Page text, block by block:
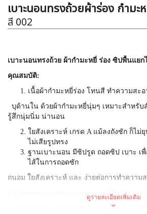
เบาะนอนทรงถ้วยผ้าร่อง กำมะ
สี 002
เบาะนอนทรงถ้วย ผ้ากำมะหยี่ ร่อง ซิปพื้นแยก
คุณสมบัติ:
เนื้อผ้ากำมะหยี่ร่อง โทนสี ทำความสะอ
บุด้านใน ด้วยผ้ากำมะหยี่นุ่มๆ เหมาะสำหรับ
รู้สึกนุ่มนิ่ม น่านอน
ใยสังเคราะห์ เกรด A แม้ลงถังซัก ก็ไม่
ไม่เสียรูปทรง
ฐานเบาะนอน มีซิปรูด ถอดซิป เบาะ เ
ไส้ในการถอดซัก
ถนอม ใยสังเคราะห์ และ ง่ายต่อการทำความ
4.ฐานรองเบาะ หนาและทนทาน ให้การรองรั
5.แผ่นรองด้านล่างทำจากผ้า 600D oxford ป้อ
ดูรายละเอียดเพิ่มเติม